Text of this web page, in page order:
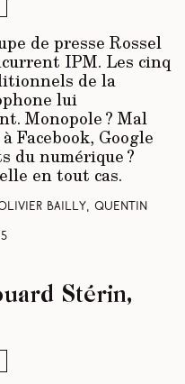
de presse Rossel
IPM. Les cinq
de la
lui
Monopole ? Mal
Facebook, Google
du numérique ?
en tout cas.
Bailly, Quentin
Stérin,